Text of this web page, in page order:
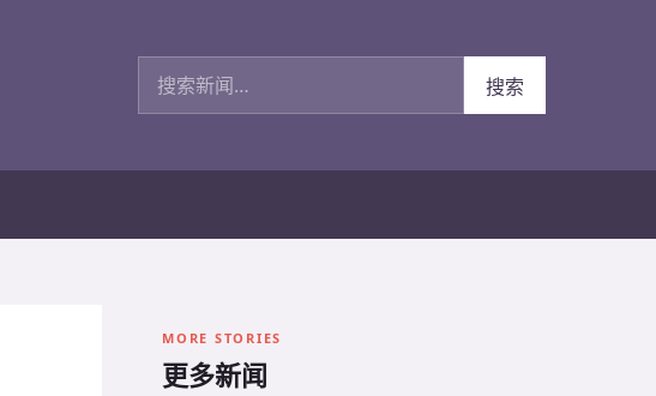
搜索新闻
搜索
MORE STORIES
更多新闻